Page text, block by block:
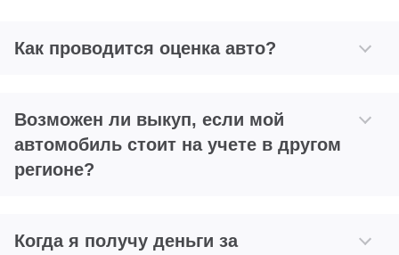
Как проводится оценка авто?
Возможен ли выкуп, если мой
автомобиль стоит на учете в другом
регионе?
Когда я получу деньги за